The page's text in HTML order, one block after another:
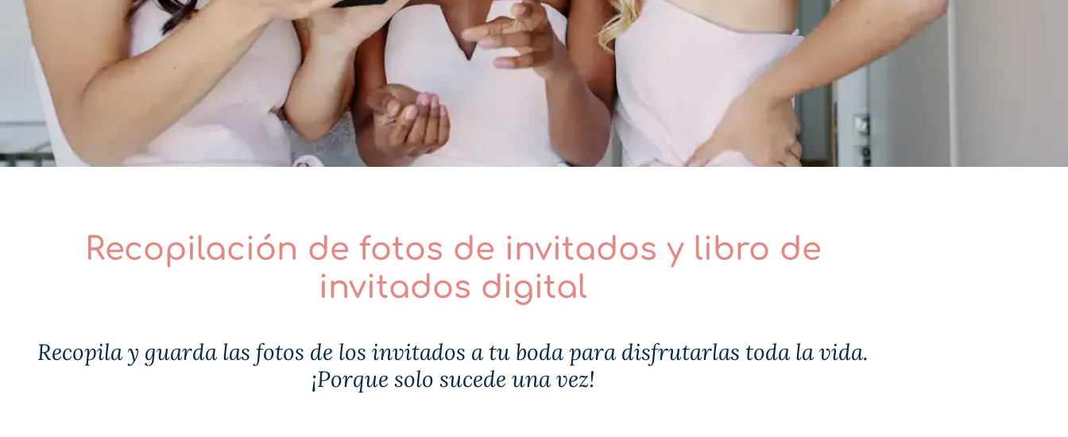
Recopilación de fotos de invitados y libro de
invitados digital
Recopila y guarda las fotos de los invitados a tu boda para disfrutarlas toda la vida.
¡Porque solo sucede una vez!